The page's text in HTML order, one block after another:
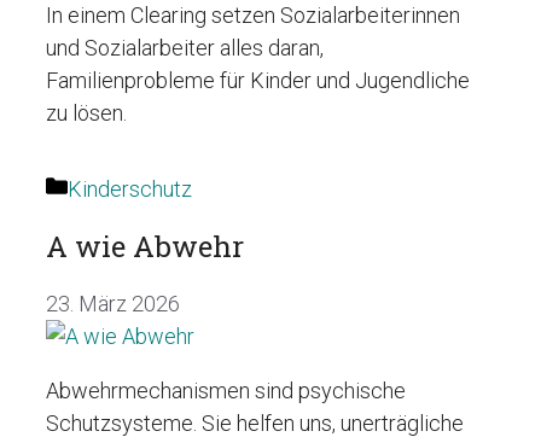
In einem Clearing setzen Sozialarbeiterinnen
und Sozialarbeiter alles daran,
Familienprobleme für Kinder und Jugendliche
zu lösen.
Kategorien
Kinderschutz
A wie Abwehr
23. März 2026
Abwehrmechanismen sind psychische
Schutzsysteme. Sie helfen uns, unerträgliche